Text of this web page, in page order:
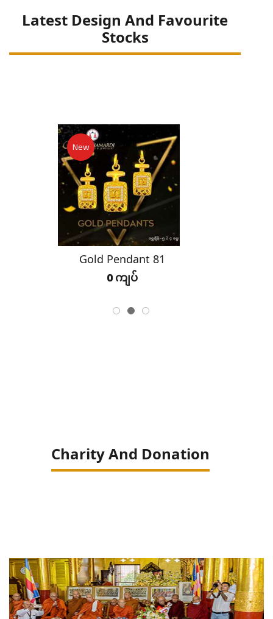
Latest Design And Favourite
Stocks
New
Gold Pendant 81
0 ကျပ်
Charity And Donation